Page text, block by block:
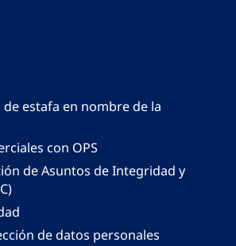
estafa en nombre de la
con OPS
de Asuntos de Integridad y
de datos personales